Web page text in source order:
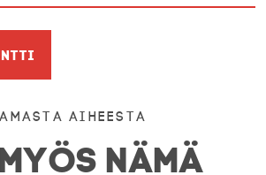
aiheesta
NÄMÄ